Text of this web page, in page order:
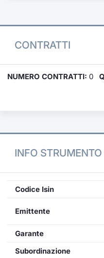
CONTRATTI
NUMERO CONTRATTI: 0
INFO STRUMENTO
Codice Isin
Emittente
Garante
Subordinazione